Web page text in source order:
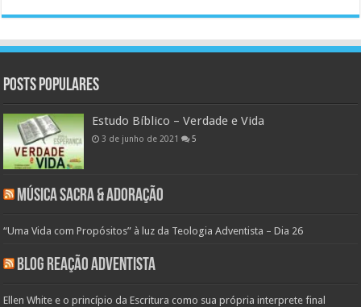
Posts populares
Estudo Bíblico – Verdade e Vida
3 de junho de 2021 5
Música Sacra & Adoração
“Uma Vida com Propósitos” à luz da Teologia Adventista – Dia 26
Blog Reação Adventista
Ellen White e o princípio da Escritura como sua própria interprete final